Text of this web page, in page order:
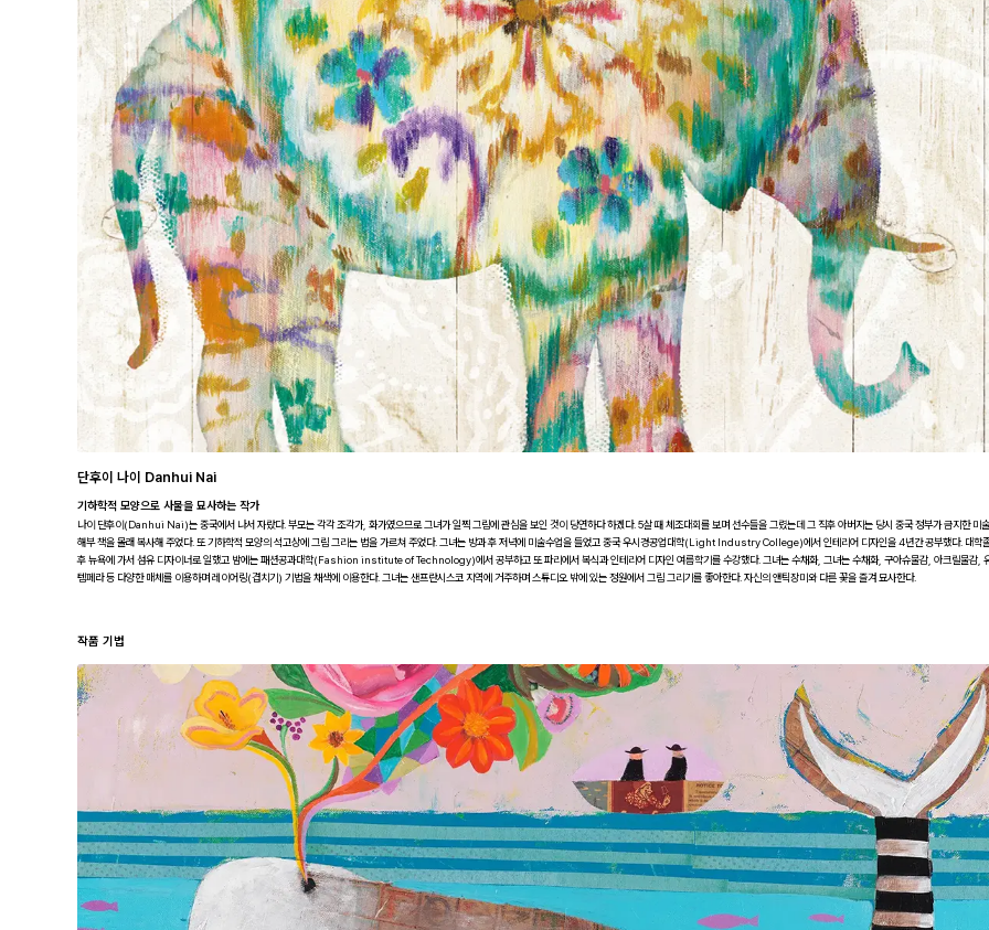
단후이 나이 Danhui Nai
기하학적 모양으로 사물을 묘사하는 작가
나이 단후이(Danhui Nai)는 중국에서 나서 자랐다. 부모는 각각 조각가, 화가였으므로 그녀가 일찍 그림에 관심을 보인 것이 당연하다 하겠다. 5살 때 체조대회를 보며 선수들을 그렸는데 그 직후 아버지는 당시 중국 정부가 금지한 미
해부 책을 몰래 복사해 주었다. 또 기하학적 모양의 석고상에 그림 그리는 법을 가르쳐 주었다. 그녀는 방과 후 저녁에 미술수업을 들었고 중국 우시경공업대학(Light Industry College)에서 인테리어 디자인을 4년간 공부했다. 대학
후 뉴욕에 가서 섬유 디자이너로 일했고 밤에는 패션공과대학(Fashion institute of Technology)에서 공부하고 또 파리에서 복식과 인테리어 디자인 여름학기를 수강했다. 그녀는 수채화, 그녀는 수채화, 구아슈물감, 아크릴물감,
템페라 등 다양한 매체를 이용하며 레이어링(겹치기) 기법을 채색에 이용한다. 그녀는 샌프란시스코 지역에 거주하며 스튜디오 밖에 있는 정원에서 그림 그리기를 좋아한다. 자신의 앤틱장미와 다른 꽃을 즐겨 묘사한다.
작품 기법